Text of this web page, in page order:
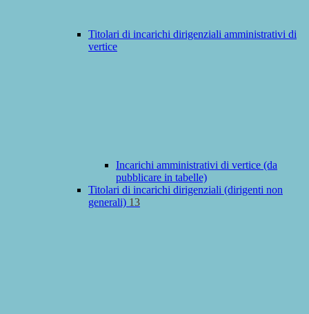
Titolari di incarichi dirigenziali amministrativi di
vertice
Incarichi amministrativi di vertice (da
pubblicare in tabelle)
Titolari di incarichi dirigenziali (dirigenti non
generali) 13